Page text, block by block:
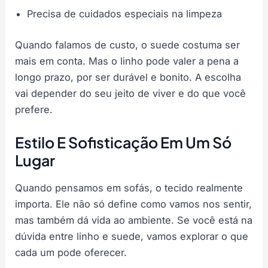
Precisa de cuidados especiais na limpeza
Quando falamos de custo, o suede costuma ser
mais em conta. Mas o linho pode valer a pena a
longo prazo, por ser durável e bonito. A escolha
vai depender do seu jeito de viver e do que você
prefere.
Estilo E Sofisticação Em Um Só
Lugar
Quando pensamos em sofás, o tecido realmente
importa. Ele não só define como vamos nos sentir,
mas também dá vida ao ambiente. Se você está na
dúvida entre linho e suede, vamos explorar o que
cada um pode oferecer.